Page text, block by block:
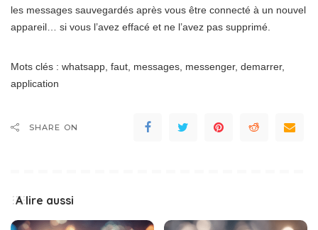
les messages sauvegardés après vous être connecté à un nouvel
appareil… si vous l’avez effacé et ne l’avez pas supprimé.
Mots clés : whatsapp, faut, messages, messenger, demarrer,
application
SHARE ON
A lire aussi